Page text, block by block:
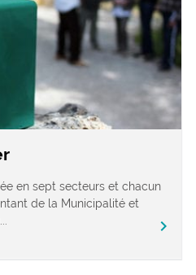
en sept secteurs et chacun
de la Municipalité et
chevron_right